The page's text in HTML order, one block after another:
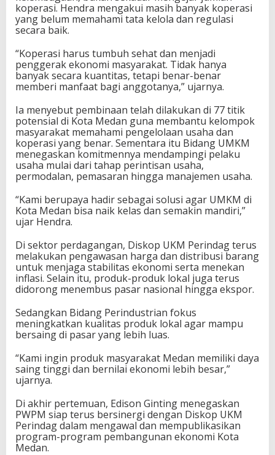
koperasi. Hendra mengakui masih banyak koperasi
yang belum memahami tata kelola dan regulasi
secara baik.
“Koperasi harus tumbuh sehat dan menjadi
penggerak ekonomi masyarakat. Tidak hanya
banyak secara kuantitas, tetapi benar-benar
memberi manfaat bagi anggotanya,” ujarnya.
Ia menyebut pembinaan telah dilakukan di 77 titik
potensial di Kota Medan guna membantu kelompok
masyarakat memahami pengelolaan usaha dan
koperasi yang benar. Sementara itu Bidang UMKM
menegaskan komitmennya mendampingi pelaku
usaha mulai dari tahap perintisan usaha,
permodalan, pemasaran hingga manajemen usaha.
“Kami berupaya hadir sebagai solusi agar UMKM di
Kota Medan bisa naik kelas dan semakin mandiri,”
ujar Hendra.
Di sektor perdagangan, Diskop UKM Perindag terus
melakukan pengawasan harga dan distribusi barang
untuk menjaga stabilitas ekonomi serta menekan
inflasi. Selain itu, produk-produk lokal juga terus
didorong menembus pasar nasional hingga ekspor.
Sedangkan Bidang Perindustrian fokus
meningkatkan kualitas produk lokal agar mampu
bersaing di pasar yang lebih luas.
“Kami ingin produk masyarakat Medan memiliki daya
saing tinggi dan bernilai ekonomi lebih besar,”
ujarnya.
Di akhir pertemuan, Edison Ginting menegaskan
PWPM siap terus bersinergi dengan Diskop UKM
Perindag dalam mengawal dan mempublikasikan
program-program pembangunan ekonomi Kota
Medan.